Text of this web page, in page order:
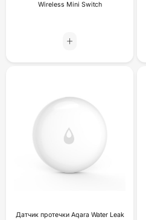
Wireless Mini Switch
Датчик протечки Aqara Water Leak